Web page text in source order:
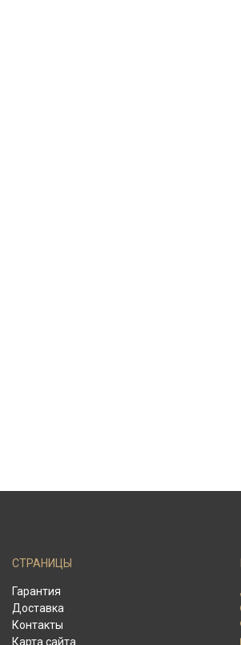
СТРАНИЦЫ
Гарантия
Доставка
Контакты
Карта сайта